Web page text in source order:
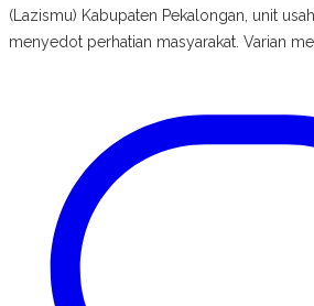
(Lazismu) Kabupaten Pekalongan, unit
menyedot perhatian masyarakat. Varian